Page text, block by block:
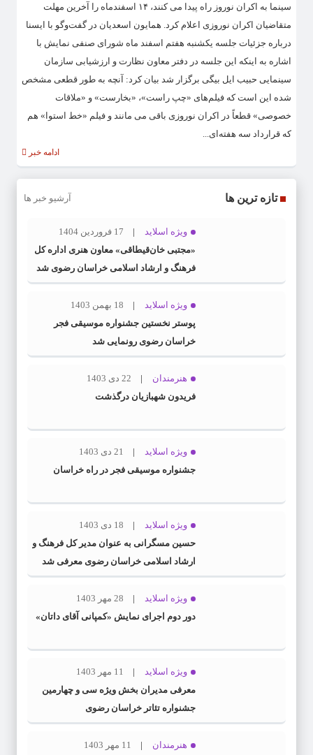
سینما به اکران نوروز راه پیدا می کنند، ۱۴ اسفندماه را آخرین مهلت
متقاضیان اکران نوروزی اعلام کرد. همایون اسعدیان در گفت‌وگو با ایسنا
درباره جزئیات جلسه یکشنبه هفتم اسفند ماه شورای صنفی نمایش با
اشاره به اینکه این جلسه در دفتر معاون نظارت و ارزشیابی سازمان
سینمایی حبیب ایل بیگی برگزار شد بیان کرد: آنچه به طور قطعی مشخص
شده این است که فیلم‌های «چپ راست»، «بخارست» و «ملاقات
خصوصی» قطعاً در اکران نوروزی باقی می مانند و فیلم «خط استوا» هم
که قرارداد سه هفته‌ای...
ادامه خبر
تازه ترین ها آرشیو خبر ها
ویژه اسلاید
17 فروردین 1404
«مجتبی خان‌قیطاقی» معاون هنری اداره کل
فرهنگ و ارشاد اسلامی خراسان رضوی شد
ویژه اسلاید
18 بهمن 1403
پوستر نخستین جشنواره موسیقی فجر
خراسان رضوی رونمایی شد
هنرمندان
22 دی 1403
فریدون شهبازیان درگذشت
ویژه اسلاید
21 دی 1403
جشنواره موسیقی فجر در راه خراسان
ویژه اسلاید
18 دی 1403
حسین مسگرانی به عنوان مدیر کل فرهنگ و
ارشاد اسلامی خراسان رضوی معرفی شد
ویژه اسلاید
28 مهر 1403
دور دوم اجرای نمایش «کمپانی آقای داتان»
ویژه اسلاید
11 مهر 1403
معرفی مدیران بخش ویژه سی و چهارمین
جشنواره تئاتر خراسان رضوی
هنرمندان
11 مهر 1403